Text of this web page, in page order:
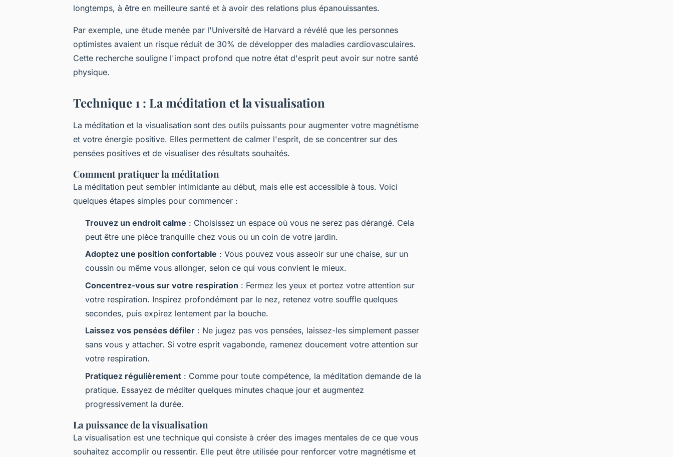
longtemps, à être en meilleure santé et à avoir des relations plus épanouissantes.
Par exemple, une étude menée par l'Université de Harvard a révélé que les personnes
optimistes avaient un risque réduit de 30% de développer des maladies cardiovasculaires.
Cette recherche souligne l'impact profond que notre état d'esprit peut avoir sur notre santé
physique.
Technique 1 : La méditation et la visualisation
La méditation et la visualisation sont des outils puissants pour augmenter votre magnétisme
et votre énergie positive. Elles permettent de calmer l'esprit, de se concentrer sur des
pensées positives et de visualiser des résultats souhaités.
Comment pratiquer la méditation
La méditation peut sembler intimidante au début, mais elle est accessible à tous. Voici
quelques étapes simples pour commencer :
Trouvez un endroit calme : Choisissez un espace où vous ne serez pas dérangé. Cela
peut être une pièce tranquille chez vous ou un coin de votre jardin.
Adoptez une position confortable : Vous pouvez vous asseoir sur une chaise, sur un
coussin ou même vous allonger, selon ce qui vous convient le mieux.
Concentrez-vous sur votre respiration : Fermez les yeux et portez votre attention sur
votre respiration. Inspirez profondément par le nez, retenez votre souffle quelques
secondes, puis expirez lentement par la bouche.
Laissez vos pensées défiler : Ne jugez pas vos pensées, laissez-les simplement passer
sans vous y attacher. Si votre esprit vagabonde, ramenez doucement votre attention sur
votre respiration.
Pratiquez régulièrement : Comme pour toute compétence, la méditation demande de la
pratique. Essayez de méditer quelques minutes chaque jour et augmentez
progressivement la durée.
La puissance de la visualisation
La visualisation est une technique qui consiste à créer des images mentales de ce que vous
souhaitez accomplir ou ressentir. Elle peut être utilisée pour renforcer votre magnétisme et